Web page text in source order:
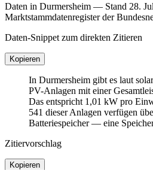
Daten in Durmersheim — Stand 28.
Marktstammdatenregister der
Daten-Snippet zum direkten Zitieren
Kopieren
In Durmersheim gibt es laut
PV-Anlagen mit einer
Das entspricht 1,01 kW pro
541 dieser Anlagen verfügen
Batteriespeicher — eine
Zitiervorschlag
Kopieren